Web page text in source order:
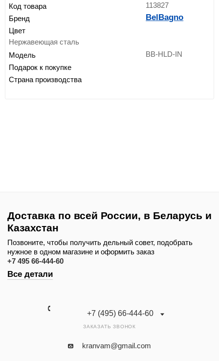
Код товара 113827
Бренд BelBagno
Цвет
Нержавеющая сталь
Модель BB-HLD-IN
Подарок к покупке
Страна производства
Доставка по всей России, в Беларусь и
Казахстан
Позвоните, чтобы получить дельный совет, подобрать
нужное в одном магазине и оформить заказ
+7 495 66-444-60
Все детали
+7 (495) 66-444-60
ЗАКАЗАТЬ ЗВОНОК
kranvam@gmail.com